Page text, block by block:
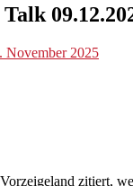
November 2025
zitiert,